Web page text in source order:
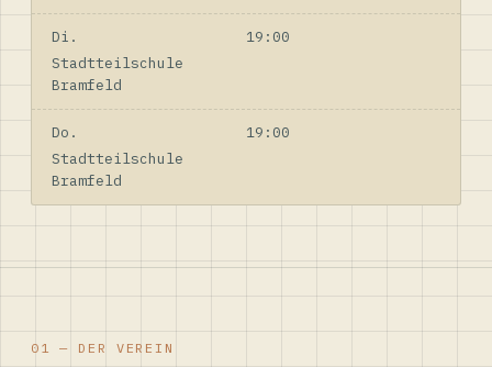
Di.
19:00
Stadtteilschule
Bramfeld
Do.
19:00
Stadtteilschule
Bramfeld
01 — DER VEREIN